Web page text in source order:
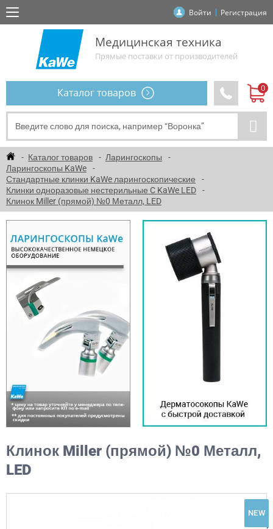
Войти Регистрация
Медицинская техника
Прямые поставки от производителей
Каталог товаров
Каталог товаров
Ларингоскопы
Ларингоскопы KaWe
Стандартные клинки KaWe ларингоскопические
Клинки одноразовые нестерильные C KaWe LED
Клинок Miller (прямой) №0 Металл, LED
Клинок Miller (прямой) №0 Металл,
LED
NEW